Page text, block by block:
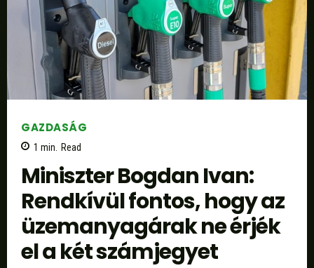
GAZDASÁG
1 min. Read
Miniszter Bogdan Ivan:
Rendkívül fontos, hogy az
üzemanyagárak ne érjék
el a két számjegyet